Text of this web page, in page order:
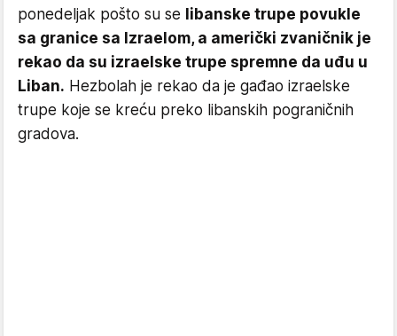
ponedeljak pošto su se libanske trupe povukle
sa granice sa Izraelom, a američki zvaničnik je
rekao da su izraelske trupe spremne da uđu u
Liban. Hezbolah je rekao da je gađao izraelske
trupe koje se kreću preko libanskih pograničnih
gradova.